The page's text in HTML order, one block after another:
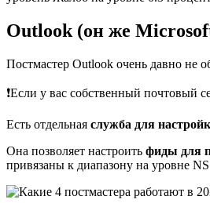
Outlook (он же
Постмастер Outlook очень давно не
❗Если у вас собственный почтовый
Есть отдельная служба для
Она позволяет настроить фиды для
привязаны к диапазону на уровне